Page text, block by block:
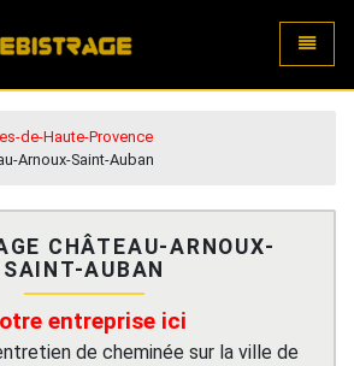
de-Haute-Provence
Arnoux-Saint-Auban
CHÂTEAU-ARNOUX-
SAINT-AUBAN
entreprise ici
de cheminée sur la ville de